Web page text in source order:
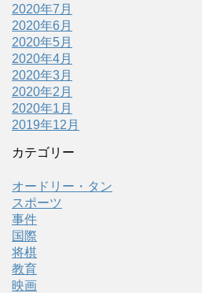
2020年7月
2020年6月
2020年5月
2020年4月
2020年3月
2020年2月
2020年1月
2019年12月
カテゴリー
オードリー・タン
スポーツ
事件
国際
将棋
教育
映画